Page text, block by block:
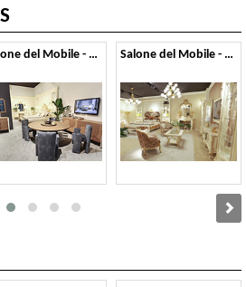
Salone del Mobile - 2024 Salone del Mobile - 2022